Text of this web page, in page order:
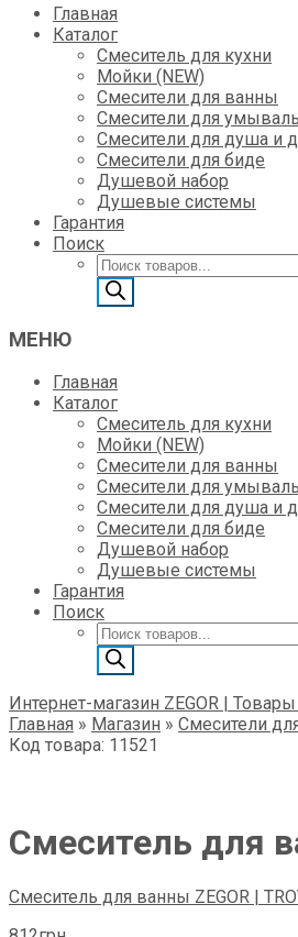
Skip
Главная
Каталог
Смеситель для кухни
Мойки (NEW)
Смесители для ванны
Смесители для
Смесители для душа и
Смесители для биде
Душевой набор
Душевые системы
Гарантия
Поиск
Поиск
товаров
МЕНЮ
Главная
Каталог
Смеситель для кухни
Мойки (NEW)
Смесители для ванны
Смесители для
Смесители для душа и
Смесители для биде
Душевой набор
Душевые системы
Гарантия
Поиск
Поиск
товаров
Интернет-магазин ZEGOR |
Главная » Магазин » Смесители
Код товара: 11521
Смеситель для
Смеситель для ванны ZEGOR |